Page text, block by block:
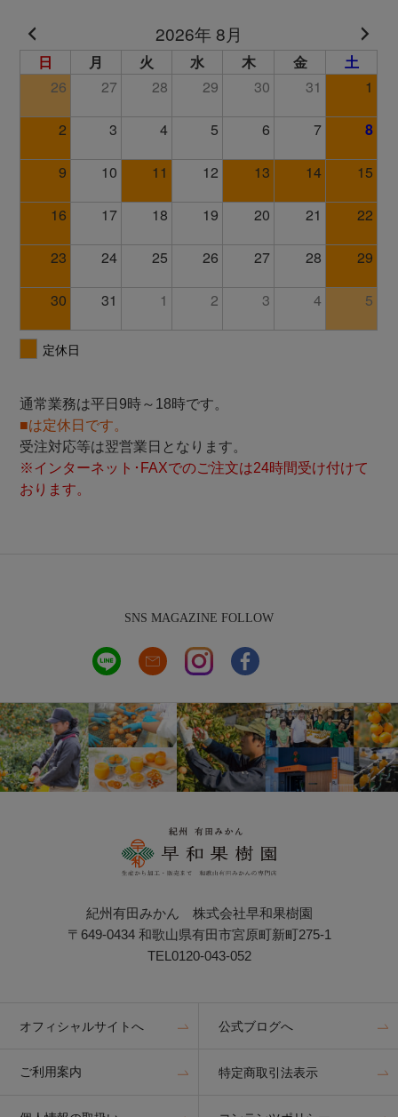
通常業務は平日9時～18時です。
■は定休日です。
受注対応等は翌営業日となります。
※インターネット･FAXでのご注文は24時間受け付けて
おります。
SNS MAGAZINE FOLLOW
紀州有田みかん 株式会社早和果樹園
〒649-0434 和歌山県有田市宮原町新町275-1
TEL0120-043-052
オフィシャルサイトへ 公式ブログへ
ご利用案内 特定商取引法表示